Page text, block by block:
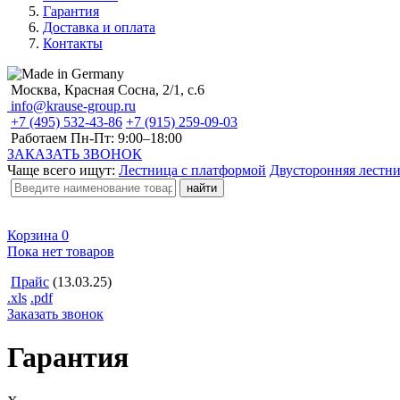
Гарантия
Доставка и оплата
Контакты
Москва, Красная Сосна, 2/1, с.6
info@krause-group.ru
+7 (495) 532-43-86 +7 (915) 259-09-03
Работаем Пн-Пт: 9:00–18:00
ЗАКАЗАТЬ ЗВОНОК
Чаще всего ищут: Лестница с платформой Двусторонняя
Корзина 0
Пока нет товаров
Прайс (13.03.25)
.xls .pdf
Заказать звонок
Гарантия